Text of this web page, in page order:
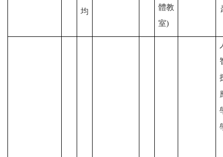
均
體教
室)